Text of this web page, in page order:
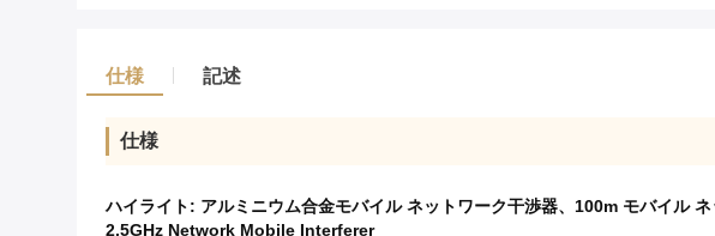
仕様 記述
仕様
ハイライト: アルミニウム合金モバイル ネットワーク干渉器、100m モバイル
2.5GHz Network Mobile Interferer